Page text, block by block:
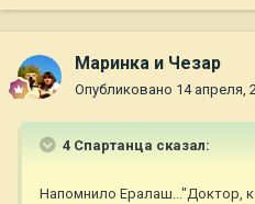
Маринка и Чезар
Опубликовано 14 апреля,
4 Спартанца сказал:
Напомнило Ералаш..."Доктор,